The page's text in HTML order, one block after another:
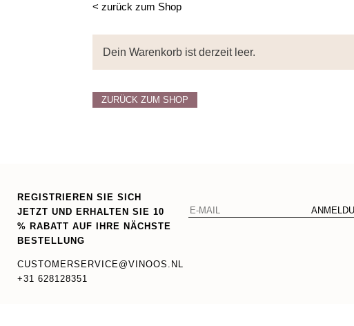
< zurück zum Shop
Dein Warenkorb ist derzeit leer.
ZURÜCK ZUM SHOP
REGISTRIEREN SIE SICH
JETZT UND ERHALTEN SIE 10
% RABATT AUF IHRE NÄCHSTE
BESTELLUNG
CUSTOMERSERVICE@VINOOS.NL
+31 628128351